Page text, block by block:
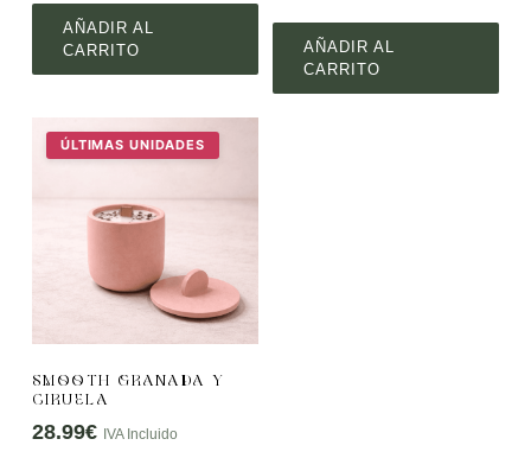
AÑADIR AL
CARRITO
AÑADIR AL
CARRITO
ÚLTIMAS UNIDADES
SMOOTH GRANADA Y
CIRUELA
28.99€ IVA Incluido